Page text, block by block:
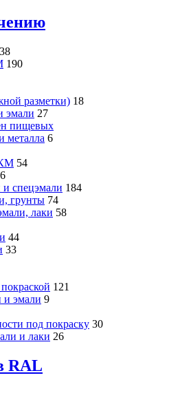
38
190
разметки) 18
эмали 27
пищевых
металла 6
54
6
спецэмали 184
грунты 74
лаки 58
44
33
121
и эмали 9
под покраску 30
и лаки 26
RAL